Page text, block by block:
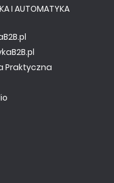
I AUTOMATYKA
Praktyczna